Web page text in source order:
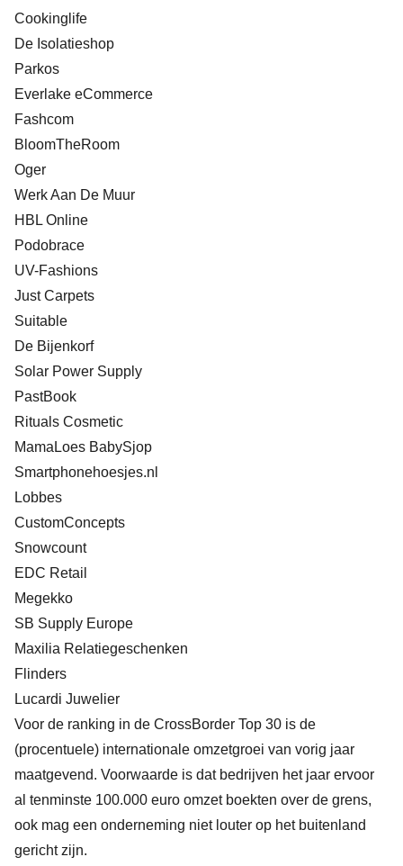
Cookinglife
De Isolatieshop
Parkos
Everlake eCommerce
Fashcom
BloomTheRoom
Oger
Werk Aan De Muur
HBL Online
Podobrace
UV-Fashions
Just Carpets
Suitable
De Bijenkorf
Solar Power Supply
PastBook
Rituals Cosmetic
MamaLoes BabySjop
Smartphonehoesjes.nl
Lobbes
CustomConcepts
Snowcount
EDC Retail
Megekko
SB Supply Europe
Maxilia Relatiegeschenken
Flinders
Lucardi Juwelier
Voor de ranking in de CrossBorder Top 30 is de
(procentuele) internationale omzetgroei van vorig jaar
maatgevend. Voorwaarde is dat bedrijven het jaar ervoor
al tenminste 100.000 euro omzet boekten over de grens,
ook mag een onderneming niet louter op het buitenland
gericht zijn.